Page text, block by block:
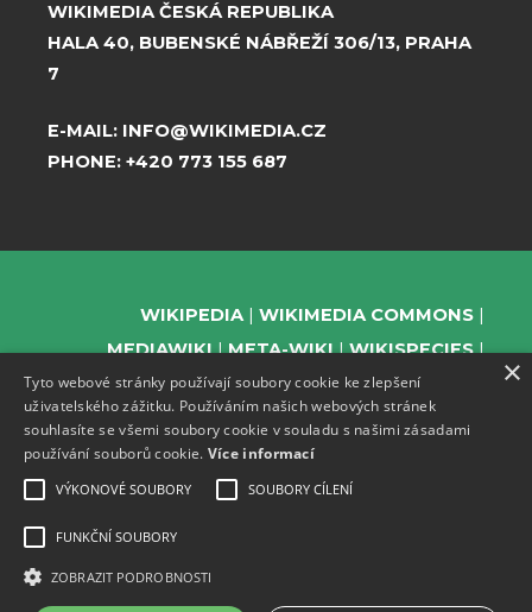
WIKIMEDIA ČESKÁ REPUBLIKA
HALA 40, BUBENSKÉ NÁBŘEŽÍ 306/13, PRAHA
7
E-MAIL: INFO@WIKIMEDIA.CZ
PHONE: +420 773 155 687
WIKIPEDIA
WIKIMEDIA COMMONS
MEDIAWIKI
META-WIKI
WIKISPECIES
WIKIBOOKS
WIKIDATA
WIKIMANIA
WIKISOURCE
WIKIVERSITY
×
Tyto webové stránky používají soubory cookie ke zlepšení
uživatelského zážitku. Používáním našich webových stránek
souhlasíte se všemi soubory cookie v souladu s našimi zásadami
používání souborů cookie. Více informací
VÝKONOVÉ SOUBORY SOUBORY CÍLENÍ
FUNKČNÍ SOUBORY
ZOBRAZIT PODROBNOSTI